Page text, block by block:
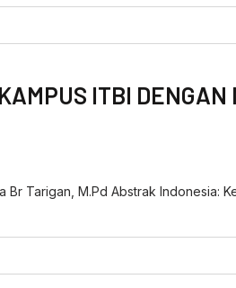
ITBI
Br Tarigan, M.Pd Abstrak Indonesia: